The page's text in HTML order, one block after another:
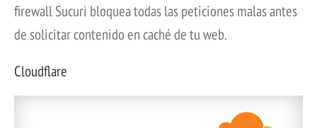
firewall Sucuri bloquea todas las peticiones malas antes
de solicitar contenido en caché de tu web.
Cloudflare